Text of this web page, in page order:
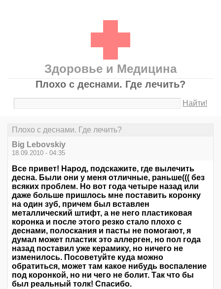
Здоровье и Медицина
Плохо с деснами. Где лечить?
Найти!
Плохо с деснами. Где лечить?
Big Lebovskiy
18.09.2010 - 04:35
Все привет! Народ, подскажите, где вылечить
десна. Были они у меня отличные, раньше((( без
всяких проблем. Но вот года четыре назад или
даже больше пришлось мне поставить коронку
на один зуб, причем был вставлен
металлический штифт, а не него пластиковая
коронка и после этого резко стало плохо с
деснами, полоскания и пасты не помогают, я
думал может пластик это аллерген, но пол года
назад поставил уже керамику, но ничего не
изменилось. Посоветуйте куда можно
обратиться, может там какое нибудь воспаление
под коронкой, но ни чего не болит. Так что бы
был реальный толк! Спасибо.